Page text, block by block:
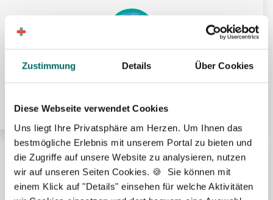
Zustimmung Details Über Cookies
Diese Webseite verwendet Cookies
Uns liegt Ihre Privatsphäre am Herzen. Um Ihnen das
bestmögliche Erlebnis mit unserem Portal zu bieten und
die Zugriffe auf unsere Website zu analysieren, nutzen
wir auf unseren Seiten Cookies. 🍪 Sie können mit
einem Klick auf "Details" einsehen für welche Aktivitäten
Apotheker (m/w/d) in Voll- oder Teilzeit ab sofort in
Berlin
🌟 PREMIUM-STELLENANGEBOT 🌟